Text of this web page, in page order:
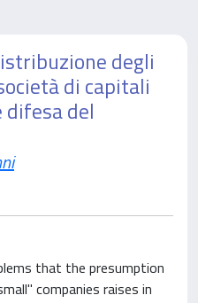
degli
di capitali
del
that the presumption
companies raises in